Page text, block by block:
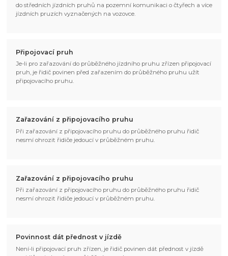
do středních jízdních pruhů na pozemní komunikaci o čtyřech a více
jízdních pruzích vyznačených na vozovce.
Připojovací pruh
Je-li pro zařazování do průběžného jízdního pruhu zřízen připojovací
pruh, je řidič povinen před zařazením do průběžného pruhu užít
připojovacího pruhu.
Zařazování z připojovacího pruhu
Při zařazování z připojovacího pruhu do průběžného pruhu řidič
nesmí ohrozit řidiče jedoucí v průběžném pruhu.
Zařazování z připojovacího pruhu
Při zařazování z připojovacího pruhu do průběžného pruhu řidič
nesmí ohrozit řidiče jedoucí v průběžném pruhu.
Povinnost dát přednost v jízdě
Není-li připojovací pruh zřízen, je řidič povinen dát přednost v jízdě